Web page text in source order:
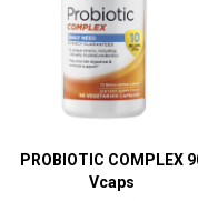
PROBIOTIC COMPLEX
Vcaps